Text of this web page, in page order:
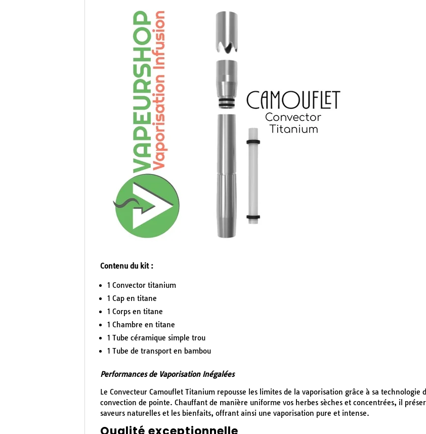
Contenu du kit :
1 Convector titanium
1 Cap en titane
1 Corps en titane
1 Chambre en titane
1 Tube céramique simple trou
1 Tube de transport en bambou
Performances de Vaporisation Inégalées
Le Convecteur Camouflet Titanium repousse les limites de la vaporisation grâce à sa technologie
convection de pointe. Chauffant de manière uniforme vos herbes sèches et concentrées, il
saveurs naturelles et les bienfaits, offrant ainsi une vaporisation pure et intense.